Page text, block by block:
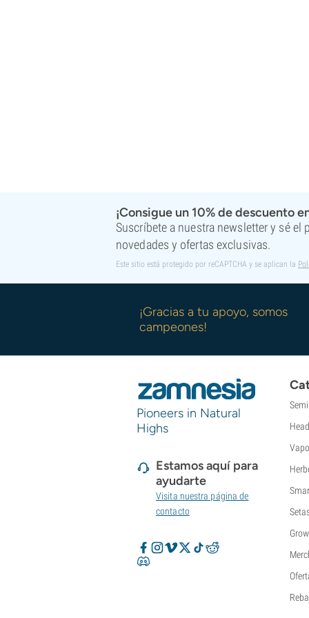
¡Consigue un 10% de descuento
Suscríbete a nuestra newsletter y sé el
novedades y ofertas exclusivas.
Este sitio está protegido por reCAPTCHA y se aplican la
¡Gracias a tu apoyo, somos
campeones!
Pioneers in Natural
Highs
Estamos aquí para
ayudarte
Visita nuestra página de
contacto